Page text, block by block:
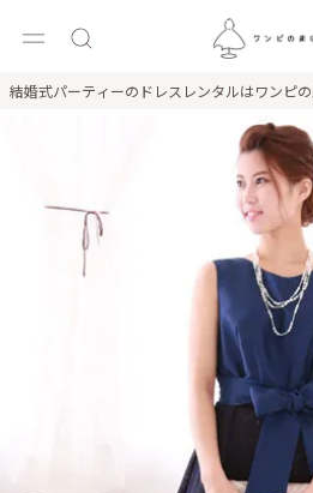
結婚式パーティーのドレスレンタルはワンピ